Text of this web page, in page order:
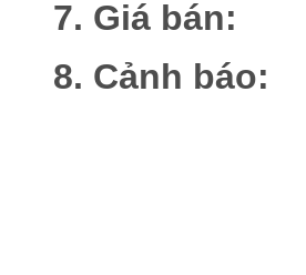
7. Giá bán:
8. Cảnh báo:
Chỉ sử
Không sử
Đế tránh